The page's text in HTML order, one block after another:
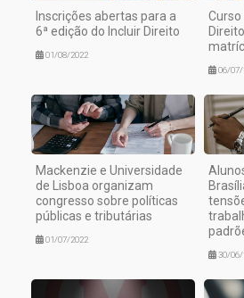
Inscrições abertas para a
6ª edição do Incluir Direito
01/08/2022
06/07/
Mackenzie e Universidade
de Lisboa organizam
congresso sobre políticas
públicas e tributárias
01/07/2022
30/06/